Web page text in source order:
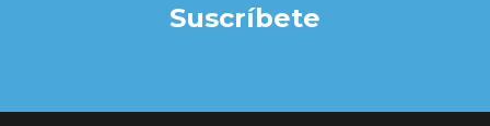
Suscríbete